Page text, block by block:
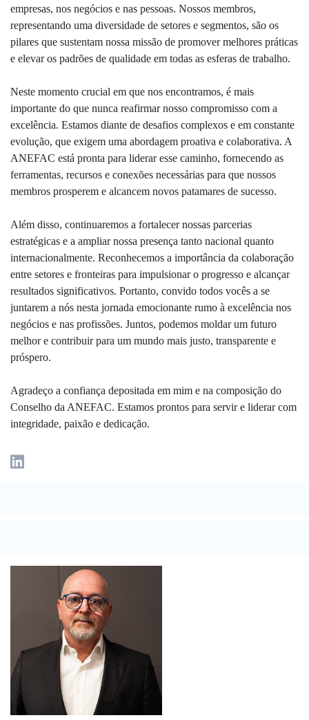
empresas, nos negócios e nas pessoas. Nossos membros,
representando uma diversidade de setores e segmentos, são os
pilares que sustentam nossa missão de promover melhores práticas
e elevar os padrões de qualidade em todas as esferas de trabalho.
Neste momento crucial em que nos encontramos, é mais
importante do que nunca reafirmar nosso compromisso com a
excelência. Estamos diante de desafios complexos e em constante
evolução, que exigem uma abordagem proativa e colaborativa. A
ANEFAC está pronta para liderar esse caminho, fornecendo as
ferramentas, recursos e conexões necessárias para que nossos
membros prosperem e alcancem novos patamares de sucesso.
Além disso, continuaremos a fortalecer nossas parcerias
estratégicas e a ampliar nossa presença tanto nacional quanto
internacionalmente. Reconhecemos a importância da colaboração
entre setores e fronteiras para impulsionar o progresso e alcançar
resultados significativos. Portanto, convido todos vocês a se
juntarem a nós nesta jornada emocionante rumo à excelência nos
negócios e nas profissões. Juntos, podemos moldar um futuro
melhor e contribuir para um mundo mais justo, transparente e
próspero.
Agradeço a confiança depositada em mim e na composição do
Conselho da ANEFAC. Estamos prontos para servir e liderar com
integridade, paixão e dedicação.